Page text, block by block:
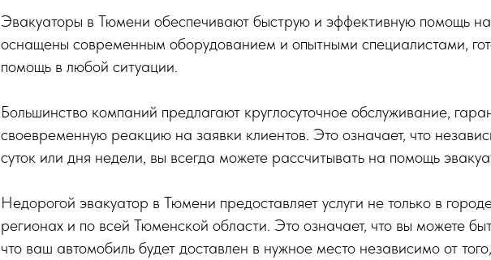
Эвакуаторы в Тюмени обеспечивают быструю и эффективную помощь
оснащены современным оборудованием и опытными специалистами,
помощь в любой ситуации.
Большинство компаний предлагают круглосуточное обслуживание,
своевременную реакцию на заявки клиентов. Это означает, что
суток или дня недели, вы всегда можете рассчитывать на помощь
Недорогой эвакуатор в Тюмени предоставляет услуги не только в
регионах и по всей Тюменской области. Это означает, что вы можете
что ваш автомобиль будет доставлен в нужное место независимо от